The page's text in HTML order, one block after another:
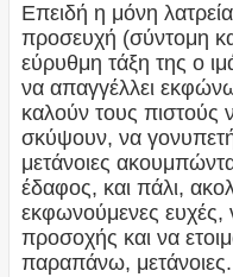
Επειδή η μόνη
προσευχή (σύντομη
εύρυθμη τάξη της ο
να απαγγέλλει
καλούν τους πιστούς
σκύψουν, να
μετάνοιες
έδαφος, και πάλι,
εκφωνούμενες ευχές,
προσοχής και να
παραπάνω, μετάνοιες.